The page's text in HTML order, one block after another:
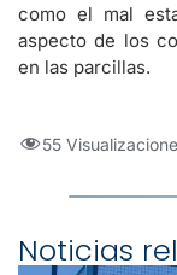
como el mal
aspecto de los
en las parcillas.
55
Noticias